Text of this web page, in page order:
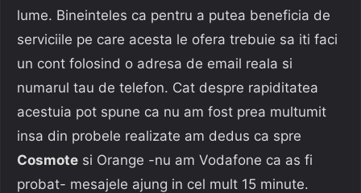
lume. Bineinteles ca pentru a putea beneficia de
serviciile pe care acesta le ofera trebuie sa iti faci
un cont folosind o adresa de email reala si
numarul tau de telefon. Cat despre rapiditatea
acestuia pot spune ca nu am fost prea multumit
insa din probele realizate am dedus ca spre
Cosmote si Orange -nu am Vodafone ca as fi
probat- mesajele ajung in cel mult 15 minute.